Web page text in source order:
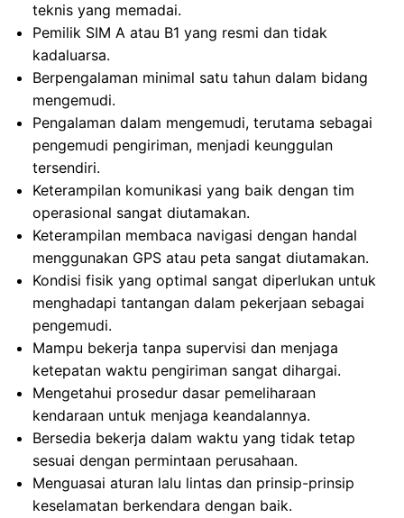
teknis yang memadai.
Pemilik SIM A atau B1 yang resmi dan tidak
kadaluarsa.
Berpengalaman minimal satu tahun dalam bidang
mengemudi.
Pengalaman dalam mengemudi, terutama sebagai
pengemudi pengiriman, menjadi keunggulan
tersendiri.
Keterampilan komunikasi yang baik dengan tim
operasional sangat diutamakan.
Keterampilan membaca navigasi dengan handal
menggunakan GPS atau peta sangat diutamakan.
Kondisi fisik yang optimal sangat diperlukan untuk
menghadapi tantangan dalam pekerjaan sebagai
pengemudi.
Mampu bekerja tanpa supervisi dan menjaga
ketepatan waktu pengiriman sangat dihargai.
Mengetahui prosedur dasar pemeliharaan
kendaraan untuk menjaga keandalannya.
Bersedia bekerja dalam waktu yang tidak tetap
sesuai dengan permintaan perusahaan.
Menguasai aturan lalu lintas dan prinsip-prinsip
keselamatan berkendara dengan baik.